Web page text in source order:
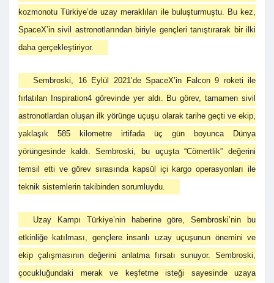
kozmonotu Türkiye’de uzay meraklıları ile buluşturmuştu. Bu kez,
SpaceX’in sivil astronotlarından biriyle gençleri tanıştırarak bir ilki
daha gerçekleştiriyor.
Sembroski, 16 Eylül 2021’de SpaceX’in Falcon 9 roketi ile
fırlatılan Inspiration4 görevinde yer aldı. Bu görev, tamamen sivil
astronotlardan oluşan ilk yörünge uçuşu olarak tarihe geçti ve ekip,
yaklaşık 585 kilometre irtifada üç gün boyunca Dünya
yörüngesinde kaldı. Sembroski, bu uçuşta “Cömertlik” değerini
temsil etti ve görev sırasında kapsül içi kargo operasyonları ile
teknik sistemlerin takibinden sorumluydu.
Uzay Kampı Türkiye’nin haberine göre, Sembroski’nin bu
etkinliğe katılması, gençlere insanlı uzay uçuşunun önemini ve
ekip çalışmasının değerini anlatma fırsatı sunuyor. Sembroski,
çocukluğundaki merak ve keşfetme isteği sayesinde uzaya